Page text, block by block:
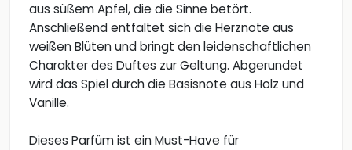
aus süßem Apfel, die die Sinne betört.
Anschließend entfaltet sich die Herznote aus
weißen Blüten und bringt den leidenschaftlichen
Charakter des Duftes zur Geltung. Abgerundet
wird das Spiel durch die Basisnote aus Holz und
Vanille.
Dieses Parfüm ist ein Must-Have für